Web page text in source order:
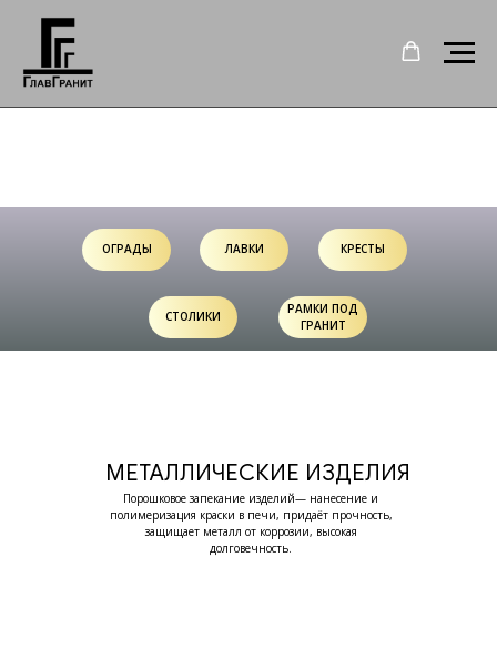
СТОЛИКИ
РАМКИ ПОД
ГРАНИТ
КРЕСТЫ
ОГРАДЫ ЛАВКИ
МЕТАЛЛИЧЕСКИЕ ИЗДЕЛИЯ
Порошковое запекание изделий— нанесение и
полимеризация краски в печи, придаёт прочность,
защищает металл от коррозии, высокая
долговечность.